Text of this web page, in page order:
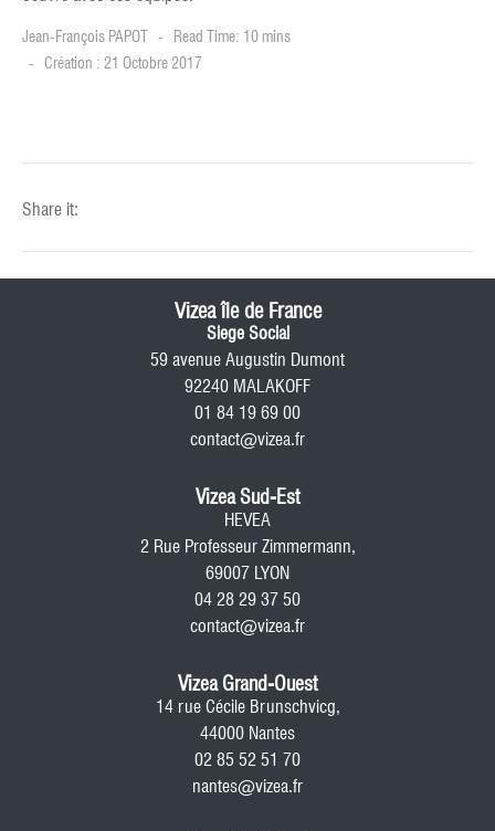
Jean-François PAPOT
Read Time: 10 mins
Création : 21 Octobre 2017
Share it:
Vizea île de France
Siege Social
59 avenue Augustin Dumont
92240 MALAKOFF
01 84 19 69 00
contact@vizea.fr
Vizea Sud-Est
HEVEA
2 Rue Professeur Zimmermann,
69007 LYON
04 28 29 37 50
contact@vizea.fr
Vizea Grand-Ouest
14 rue Cécile Brunschvicg,
44000 Nantes
02 85 52 51 70
nantes@vizea.fr